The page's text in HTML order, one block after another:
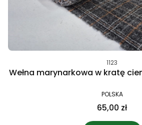
1123
Wełna marynarkowa w kratę
POLSKA
65,00 zł